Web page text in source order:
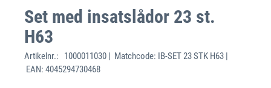
Set med insatslådor 23 st.
H63
Artikelnr.:
1000011030 | Matchcode: IB-SET 23 STK H63 |
EAN: 4045294730468